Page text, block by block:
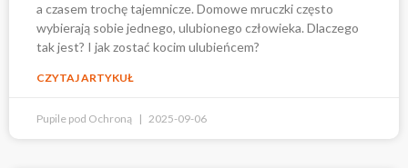
a czasem trochę tajemnicze. Domowe mruczki często
wybierają sobie jednego, ulubionego człowieka. Dlaczego
tak jest? I jak zostać kocim ulubieńcem?
CZYTAJ ARTYKUŁ
Pupile pod Ochroną 2025-09-06